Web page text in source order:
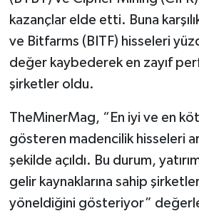
kazançlar elde etti. Buna
ve Bitfarms (BITF) hisseleri
değer kaybederek en zayıf
şirketler oldu.
TheMinerMag, “En iyi ve en
gösteren madencilik hisseleri
şekilde açıldı. Bu durum,
gelir kaynaklarına sahip
yöneldiğini gösteriyor”